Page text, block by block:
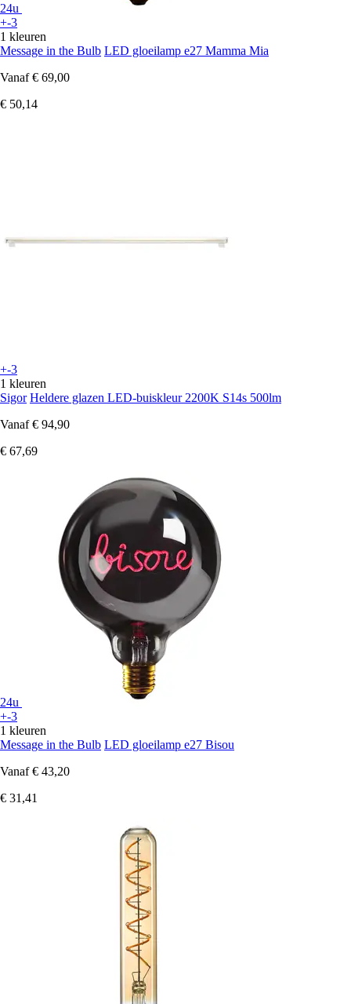
24u
+-3
1 kleuren
Message in the Bulb LED gloeilamp e27 Mamma Mia
Vanaf € 69,00
€ 50,14
+-3
1 kleuren
Sigor Heldere glazen LED-buiskleur 2200K S14s 500lm
Vanaf € 94,90
€ 67,69
24u
+-3
1 kleuren
Message in the Bulb LED gloeilamp e27 Bisou
Vanaf € 43,20
€ 31,41